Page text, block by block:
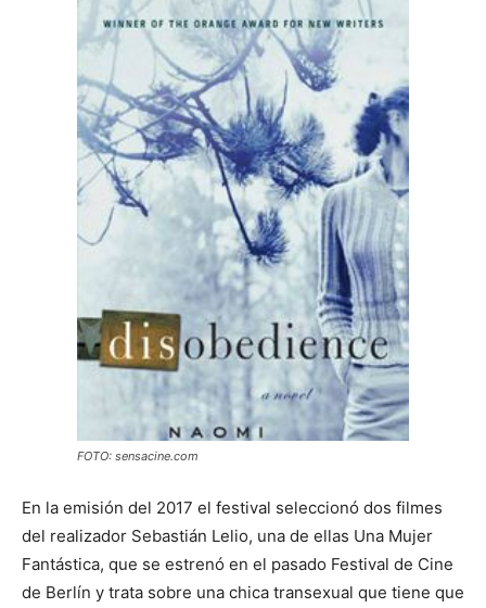
FOTO: sensacine.com
En la emisión del 2017 el festival seleccionó dos filmes
del realizador Sebastián Lelio, una de ellas Una Mujer
Fantástica, que se estrenó en el pasado Festival de Cine
de Berlín y trata sobre una chica transexual que tiene que